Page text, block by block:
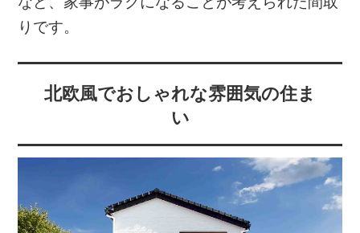
りです。
北欧風でおしゃれな雰囲気の住ま
い